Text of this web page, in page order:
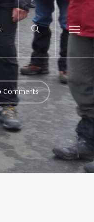
search
Menu
Comments